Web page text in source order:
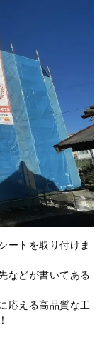
ートを取り付けま
などが書いてある
応える高品質な工